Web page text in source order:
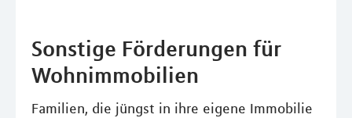
Sonstige Förderungen für
Wohnimmobilien
Familien, die jüngst in ihre eigene Immobilie